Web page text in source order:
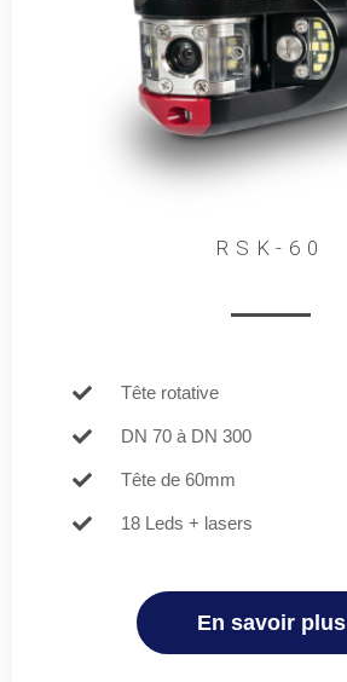
RSK-60
Tête rotative
DN 70 à DN 300
Tête de 60mm
18 Leds + lasers
En savoir plus